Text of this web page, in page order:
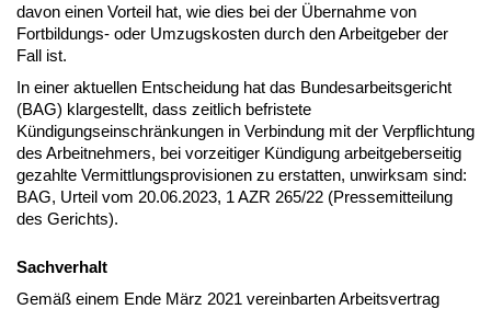
davon einen Vorteil hat, wie dies bei der Übernahme von
Fortbildungs- oder Umzugskosten durch den Arbeitgeber der
Fall ist.
In einer aktuellen Entscheidung hat das Bundesarbeitsgericht
(BAG) klargestellt, dass zeitlich befristete
Kündigungseinschränkungen in Verbindung mit der Verpflichtung
des Arbeitnehmers, bei vorzeitiger Kündigung arbeitgeberseitig
gezahlte Vermittlungsprovisionen zu erstatten, unwirksam sind:
BAG, Urteil vom 20.06.2023, 1 AZR 265/22 (Pressemitteilung
des Gerichts).
Sachverhalt
Gemäß einem Ende März 2021 vereinbarten Arbeitsvertrag